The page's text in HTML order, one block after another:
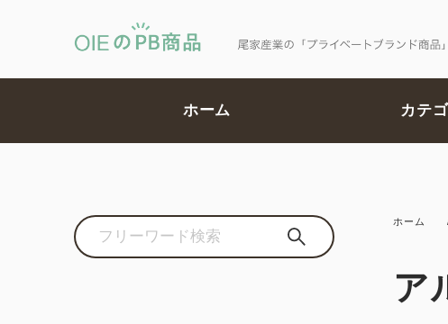
ホーム カテ
ホーム
ア